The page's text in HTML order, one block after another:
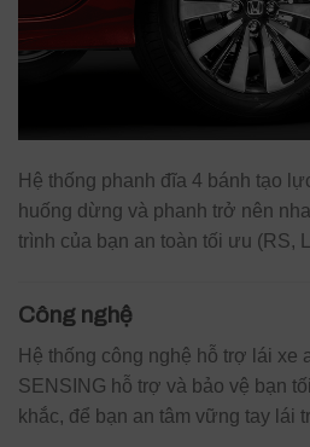
Hệ thống phanh đĩa 4 bánh tạo
huống dừng và phanh trở nên
trình của bạn an toàn tối ưu (RS,
Công nghệ
Hệ thống công nghệ hỗ trợ lái xe
SENSING hỗ trợ và bảo vệ bạn
khắc, để bạn an tâm vững tay lái